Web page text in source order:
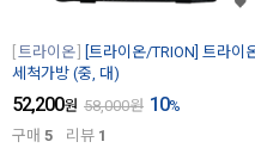
트라이온
[트라이온/TRION] 트라이
세척가방 (중, 대)
52,200원 58,000원 10%
구매 5 리뷰 1